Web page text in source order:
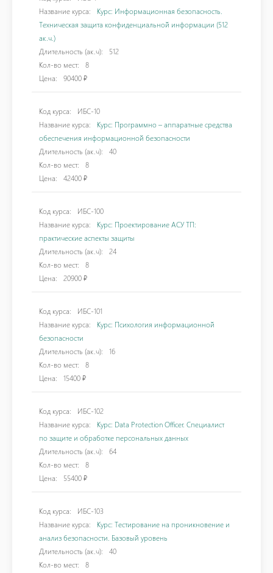
Название курса:
Курс: Информационная безопасность.
Техническая защита конфиденциальной информации (512
ак.ч.)
Длительность (ак.ч):
512
Кол-во мест:
8
Цена:
90400 ₽
Код курса:
ИБС-10
Название курса:
Курс: Программно – аппаратные средства
обеспечения информационной безопасности
Длительность (ак.ч):
40
Кол-во мест:
8
Цена:
42400 ₽
Код курса:
ИБС-100
Название курса:
Курс: Проектирование АСУ ТП:
практические аспекты защиты
Длительность (ак.ч):
24
Кол-во мест:
8
Цена:
20900 ₽
Код курса:
ИБС-101
Название курса:
Курс: Психология информационной
безопасности
Длительность (ак.ч):
16
Кол-во мест:
8
Цена:
15400 ₽
Код курса:
ИБС-102
Название курса:
Курс: Data Protection Officer. Специалист
по защите и обработке персональных данных
Длительность (ак.ч):
64
Кол-во мест:
8
Цена:
55400 ₽
Код курса:
ИБС-103
Название курса:
Курс: Тестирование на проникновение и
анализ безопасности. Базовый уровень
Длительность (ак.ч):
40
Кол-во мест:
8